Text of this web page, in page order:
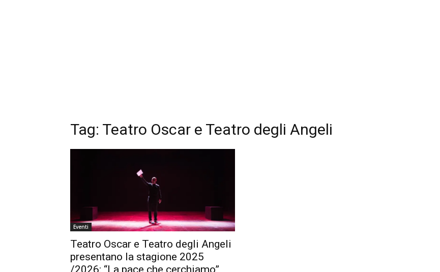
Tag: Teatro Oscar e Teatro degli Angeli
Eventi
Teatro Oscar e Teatro degli Angeli
presentano la stagione 2025
/2026: “La pace che cerchiamo”